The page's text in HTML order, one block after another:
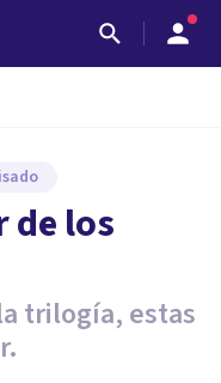
de los
trilogía, estas